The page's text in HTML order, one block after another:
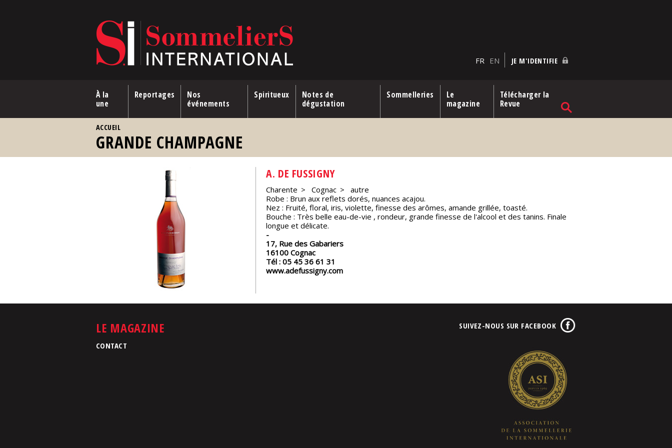
FR EN JE M'IDENTIFIE
À la
une
Reportages
Nos
événements
Spiritueux
Notes de
dégustation
Sommelleries
Le
magazine
Télécharger la
Revue
ACCUEIL
GRANDE CHAMPAGNE
A. DE FUSSIGNY
Charente Cognac
autre
Robe : Brun aux reflets dorés, nuances acajou.
Nez : Fruité, floral, iris, violette, finesse des arômes, amande grillée, toasté.
Bouche : Très belle eau-de-vie , rondeur, grande finesse de l'alcool et des tanins. Finale
longue et délicate.
17, Rue des Gabariers
16100 Cognac
Tél : 05 45 36 61 31
www.adefussigny.com
LE MAGAZINE
CONTACT
SUIVEZ-NOUS SUR FACEBOOK